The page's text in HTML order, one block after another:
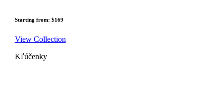
Starting from: $169
View Collection
Kľúčenky